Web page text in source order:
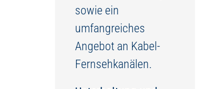
sowie ein
umfangreiches
Angebot an Kabel-
Fernsehkanälen.